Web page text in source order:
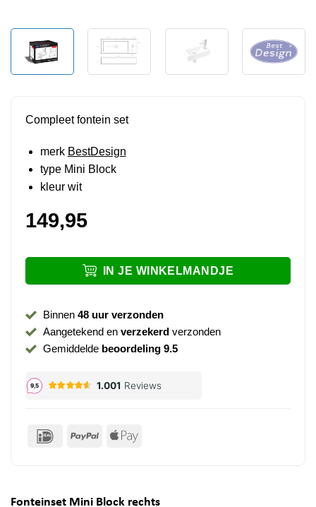
Compleet fontein set
merk BestDesign
type Mini Block
kleur wit
149,95
IN JE WINKELMANDJE
Binnen 48 uur verzonden
Aangetekend en verzekerdverzonden
Gemiddelde beoordeling 9.5
IDeal PayPal Apple
Fonteinset Mini Block rechts